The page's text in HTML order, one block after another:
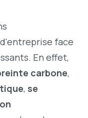
face
En effet,
carbone,
, se